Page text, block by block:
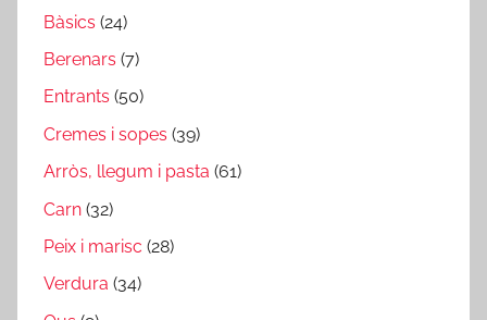
Bàsics (24)
Berenars (7)
Entrants (50)
Cremes i sopes (39)
Arròs, llegum i pasta (61)
Carn (32)
Peix i marisc (28)
Verdura (34)